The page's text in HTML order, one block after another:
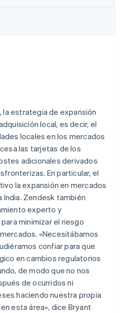
estrategia de expansión
local, es decir, el
locales en los mercados
las tarjetas de los
adicionales derivados
En particular, el
la expansión en mercados
India. Zendesk también
experto y
minimizar el riesgo
«Necesitábamos
confiar para que
en cambios regulatorios
de modo que no nos
de ocurridos ni
haciendo nuestra propia
esta área», dice Bryant